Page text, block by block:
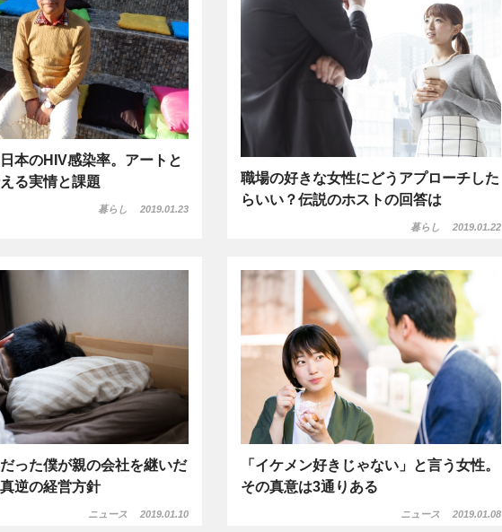
本のHIV感染率。アートと
る実情と課題
暮らし 2019.01.23
職場の好きな女性にどうアプローチした
らいい？伝説のホストの回答は
暮らし 2019.01.22
った僕が親の会社を継いだ
逆の経営方針
ニュース 2019.01.10
「イケメン好きじゃない」と言う女性。
その真意は3通りある
ニュース 2019.01.08